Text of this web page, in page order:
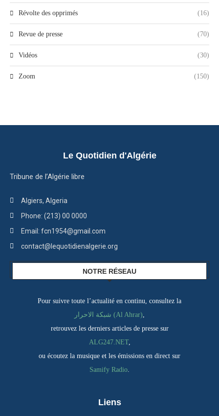
Révolte des opprimés (16)
Revue de presse (70)
Vidéos (30)
Zoom (150)
Le Quotidien d'Algérie
Tribune de l’Algérie libre
Algiers, Algeria
Phone: (213) 00 0000
Email: fcn1954@gmail.com
contact@lequotidienalgerie.org
NOTRE RÉSEAU
Pour suivre toute l’actualité en continu, consultez la
شبكة الاحرار (Al Ahrar),
retrouvez les derniers articles de presse sur
ALG247.NET,
ou écoutez la musique et les émissions en direct sur
Samify Radio.
Liens